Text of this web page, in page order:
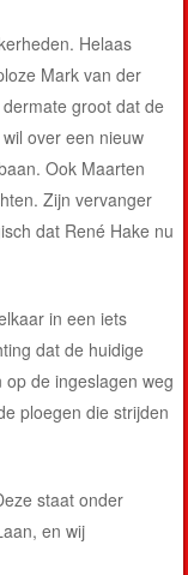
Helaas
Mark van der
groot dat de
over een nieuw
Ook Maarten
Zijn vervanger
dat René Hake nu
in een iets
dat de huidige
de ingeslagen weg
ploegen die strijden
staat onder
en wij